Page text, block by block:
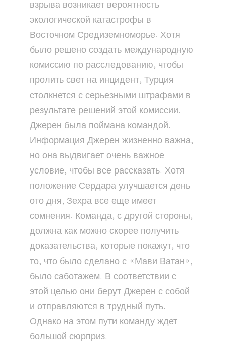
взрыва возникает вероятность
экологической катастрофы в
Восточном Средиземноморье. Хотя
было решено создать международную
комиссию по расследованию, чтобы
пролить свет на инцидент, Турция
столкнется с серьезными штрафами в
результате решений этой комиссии.
Джерен была поймана командой.
Информация Джерен жизненно важна,
но она выдвигает очень важное
условие, чтобы все рассказать. Хотя
положение Сердара улучшается день
ото дня, Зехра все еще имеет
сомнения. Команда, с другой стороны,
должна как можно скорее получить
доказательства, которые покажут, что
то, что было сделано с «Мави Ватан»,
было саботажем. В соответствии с
этой целью они берут Джерен с собой
и отправляются в трудный путь.
Однако на этом пути команду ждет
большой сюрприз.